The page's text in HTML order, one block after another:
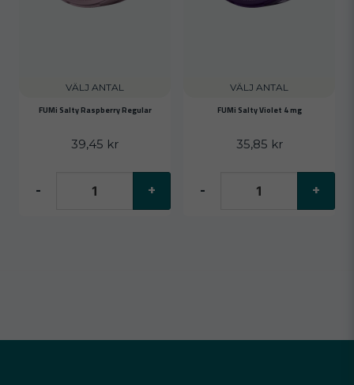
VÄLJ ANTAL
FUMi Salty Raspberry Regular
39,45 kr
- +
VÄLJ ANTAL
FUMi Salty Violet 4 mg
35,85 kr
- +